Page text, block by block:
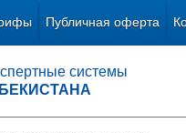
Публичная оферта
системы